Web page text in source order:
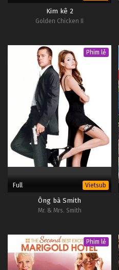
Kim kê 2
Golden Chicken II
Phim lẻ
Full Vietsub
Ông bà Smith
Mr. & Mrs. Smith
Phim lẻ